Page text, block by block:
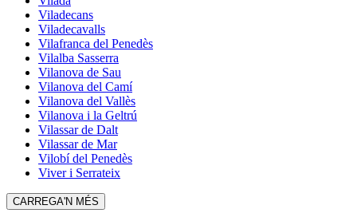
Viladecans
Viladecavalls
Vilafranca del Penedès
Vilalba Sasserra
Vilanova de Sau
Vilanova del Camí
Vilanova del Vallès
Vilanova i la Geltrú
Vilassar de Dalt
Vilassar de Mar
Vilobí del Penedès
Viver i Serrateix
CARREGA'N MÉS